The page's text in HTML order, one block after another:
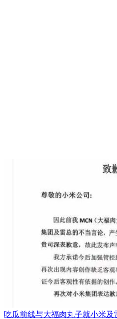
吃瓜前线与大福肉丸子就小米